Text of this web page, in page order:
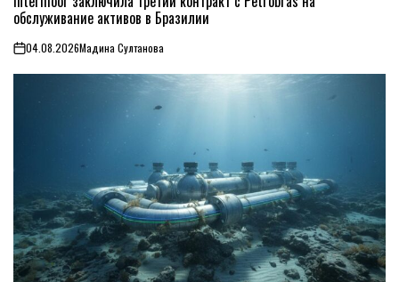
обслуживание активов в Бразилии
on04.08.2026Мадина Султанова